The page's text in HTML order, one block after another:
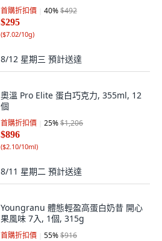
首購折扣價 40%$492
$295
($7.02/10g)
8/12 星期三 預計送達
奧溫 Pro Elite 蛋白巧克力, 355ml, 12
個
首購折扣價 25%$1,206
$896
($2.10/10ml)
8/11 星期二 預計送達
Youngranu 體態輕盈高蛋白奶昔 開心
果風味 7入, 1個, 315g
首購折扣價 55%$916